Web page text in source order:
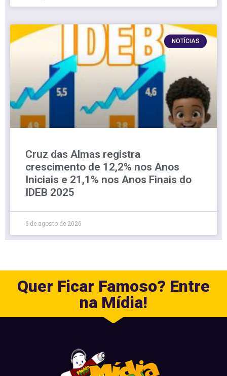
NOTÍCIAS
Cruz das Almas registra
crescimento de 12,2% nos Anos
Iniciais e 21,1% nos Anos Finais do
IDEB 2025
6 de agosto de 2026
Quer Ficar Famoso? Entre
na Mídia!